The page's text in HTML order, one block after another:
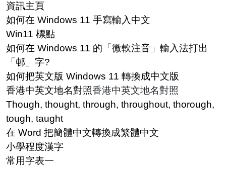
資訊主頁
如何在 Windows 11 手寫輸入中文
Win11 標點
如何在 Windows 11 的「微軟注音」輸入法打出
「邨」字?
如何把英文版 Windows 11 轉換成中文版
香港中英文地名對照香港中英文地名對照
Though, thought, through, throughout, thorough,
tough, taught
在 Word 把簡體中文轉換成繁體中文
小學程度漢字
常用字表一